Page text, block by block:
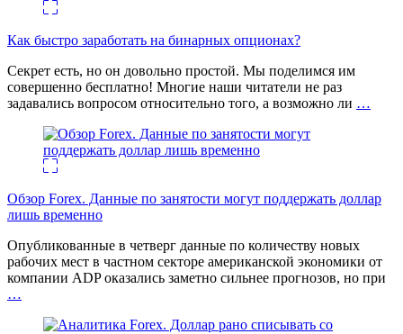
Как быстро заработать на бинарных опционах?
Секрет есть, но он довольно простой. Мы поделимся им
совершенно бесплатно! Многие наши читатели не раз
задавались вопросом относительно того, а возможно ли …
Обзор Forex. Данные по занятости могут поддержать доллар
лишь временно
Опубликованные в четверг данные по количеству новых
рабочих мест в частном секторе американской экономики от
компании ADP оказались заметно сильнее прогнозов, но при
…